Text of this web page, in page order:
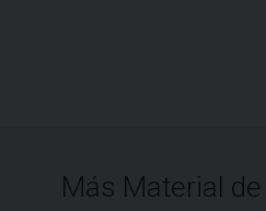
Más Material